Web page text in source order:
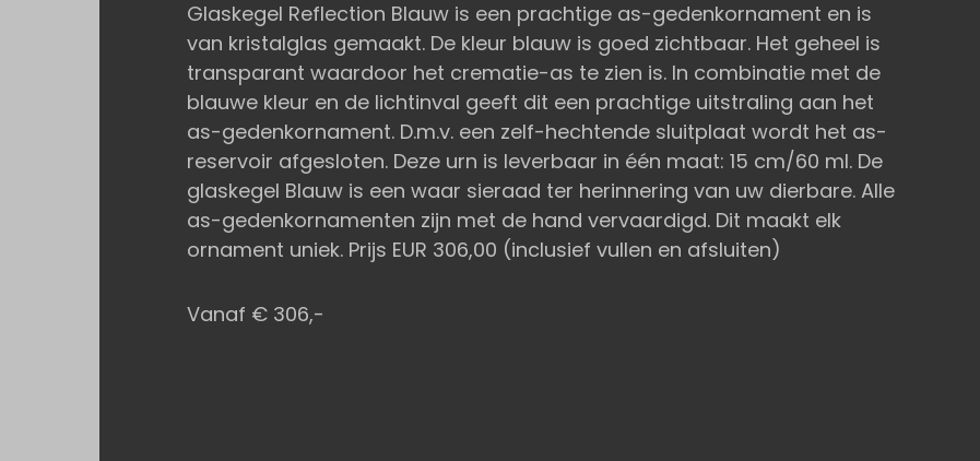
Glaskegel Reflection Blauw is een prachtige as-gedenkornament en is
van kristalglas gemaakt. De kleur blauw is goed zichtbaar. Het geheel is
transparant waardoor het crematie-as te zien is. In combinatie met de
blauwe kleur en de lichtinval geeft dit een prachtige uitstraling aan het
as-gedenkornament. D.m.v. een zelf-hechtende sluitplaat wordt het as-
reservoir afgesloten. Deze urn is leverbaar in één maat: 15 cm/60 ml. De
glaskegel Blauw is een waar sieraad ter herinnering van uw dierbare. Alle
as-gedenkornamenten zijn met de hand vervaardigd. Dit maakt elk
ornament uniek. Prijs EUR 306,00 (inclusief vullen en afsluiten)
Vanaf € 306,-